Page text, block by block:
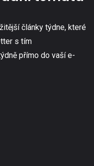
články týdne, které
s tím
přímo do vaší e-